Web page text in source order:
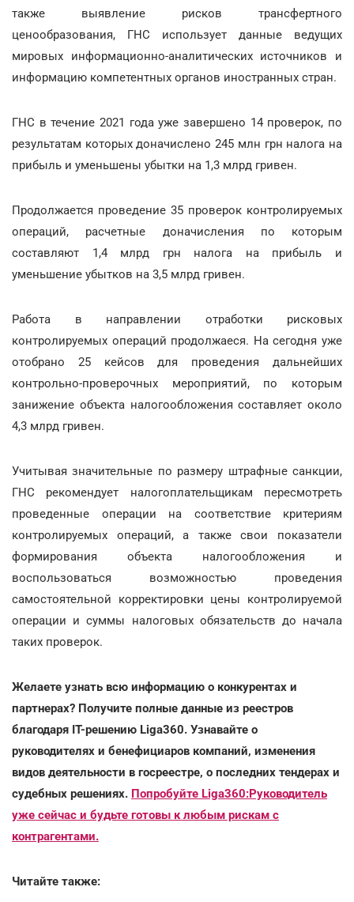
также выявление рисков трансфертного
ценообразования, ГНС использует данные ведущих
мировых информационно-аналитических источников и
информацию компетентных органов иностранных стран.
ГНС в течение 2021 года уже завершено 14 проверок, по
результатам которых доначислено 245 млн грн налога на
прибыль и уменьшены убытки на 1,3 млрд гривен.
Продолжается проведение 35 проверок контролируемых
операций, расчетные доначисления по которым
составляют 1,4 млрд грн налога на прибыль и
уменьшение убытков на 3,5 млрд гривен.
Работа в направлении отработки рисковых
контролируемых операций продолжаеся. На сегодня уже
отобрано 25 кейсов для проведения дальнейших
контрольно-проверочных мероприятий, по которым
занижение объекта налогообложения составляет около
4,3 млрд гривен.
Учитывая значительные по размеру штрафные санкции,
ГНС рекомендует налогоплательщикам пересмотреть
проведенные операции на соответствие критериям
контролируемых операций, а также свои показатели
формирования объекта налогообложения и
воспользоваться возможностью проведения
самостоятельной корректировки цены контролируемой
операции и суммы налоговых обязательств до начала
таких проверок.
Желаете узнать всю информацию о конкурентах и
партнерах? Получите полные данные из реестров
благодаря IT-решению Liga360. Узнавайте о
руководителях и бенефициаров компаний, изменения
видов деятельности в госреестре, о последних тендерах и
судебных решениях. Попробуйте Liga360:Руководитель
уже сейчас и будьте готовы к любым рискам с
контрагентами.
Читайте также: